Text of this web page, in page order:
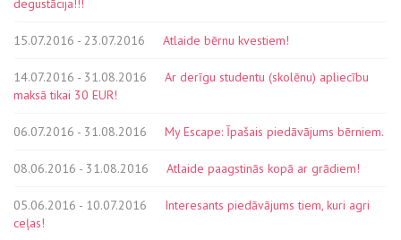
degustācija!!!
15.07.2016 - 23.07.2016 Atlaide bērnu kvestiem!
14.07.2016 - 31.08.2016
Ar derīgu studentu (skolēnu) apliecību
maksā tikai 30 EUR!
06.07.2016 - 31.08.2016 My Escape: Īpašais piedāvājums bērniem.
08.06.2016 - 31.08.2016 Atlaide paagstinās kopā ar grādiem!
05.06.2016 - 10.07.2016
Interesants piedāvājums tiem, kuri agri
ceļas!